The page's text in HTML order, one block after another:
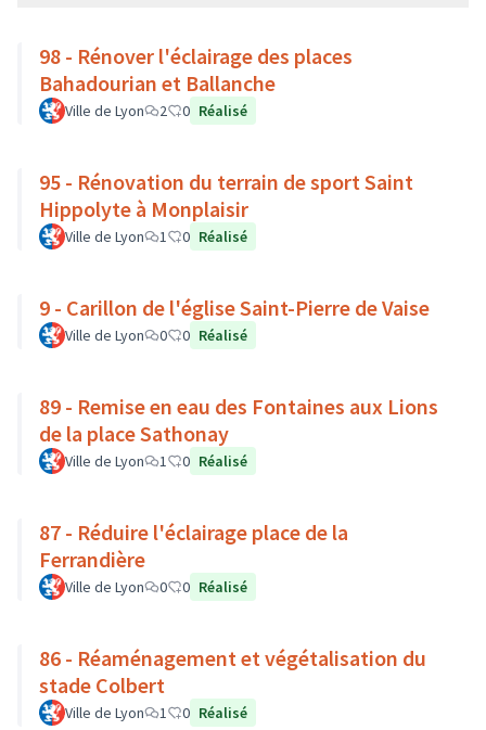
98 - Rénover l'éclairage des places
Bahadourian et Ballanche
Ville de Lyon 2 0 Réalisé
95 - Rénovation du terrain de sport Saint
Hippolyte à Monplaisir
Ville de Lyon 1 0 Réalisé
9 - Carillon de l'église Saint-Pierre de Vaise
Ville de Lyon 0 0 Réalisé
89 - Remise en eau des Fontaines aux Lions
de la place Sathonay
Ville de Lyon 1 0 Réalisé
87 - Réduire l'éclairage place de la
Ferrandière
Ville de Lyon 0 0 Réalisé
86 - Réaménagement et végétalisation du
stade Colbert
Ville de Lyon 1 0 Réalisé